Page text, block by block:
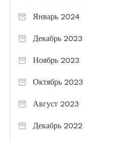
Январь 2024
Декабрь 2023
Ноябрь 2023
Октябрь 2023
Август 2023
Декабрь 2022